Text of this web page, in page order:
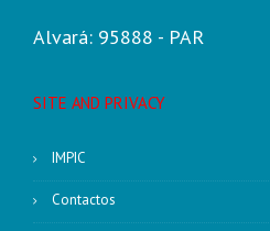
Alvará: 95888 - PAR
SITE AND PRIVACY
IMPIC
Contactos